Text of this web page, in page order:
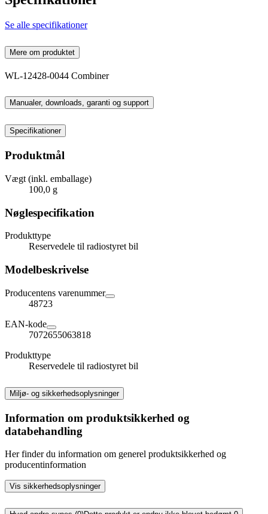
Se alle specifikationer
Mere om produktet
WL-12428-0044 Combiner
Manualer, downloads, garanti og support
Specifikationer
Produktmål
Vægt (inkl. emballage)
100,0 g
Nøglespecifikation
Produkttype
Reservedele til radiostyret bil
Modelbeskrivelse
Producentens varenummer
48723
EAN-kode
7072655063818
Produkttype
Reservedele til radiostyret bil
Miljø- og sikkerhedsoplysninger
Information om produktsikkerhed og
databehandling
Her finder du information om generel produktsikkerhed og
producentinformation
Vis sikkerhedsoplysninger